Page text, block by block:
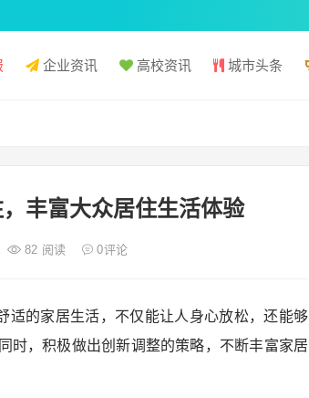
企业资讯 高校资讯 城市头条
丰富大众居住生活体验
82 阅读 0评论
适的家居生活，不仅能让人身心放松，还能够
时，积极做出创新调整的策略，不断丰富家居